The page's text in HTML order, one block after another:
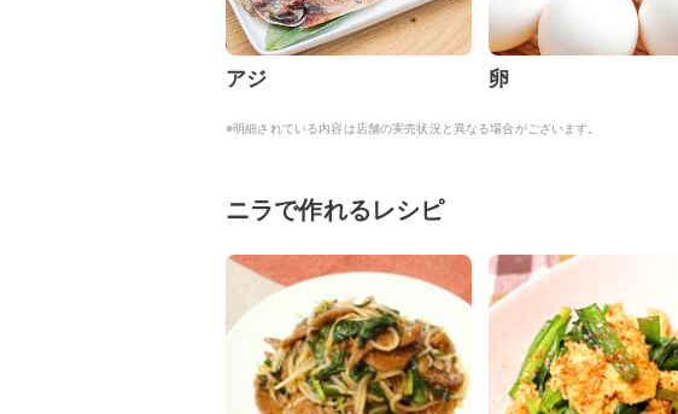
アジ 卵
※明細されている内容は店舗の実売状況と異なる場合がございます。
ニラで作れるレシピ